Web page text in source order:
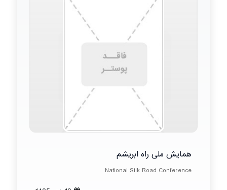
همایش ملی راه ابریشم
National Silk Road Conference